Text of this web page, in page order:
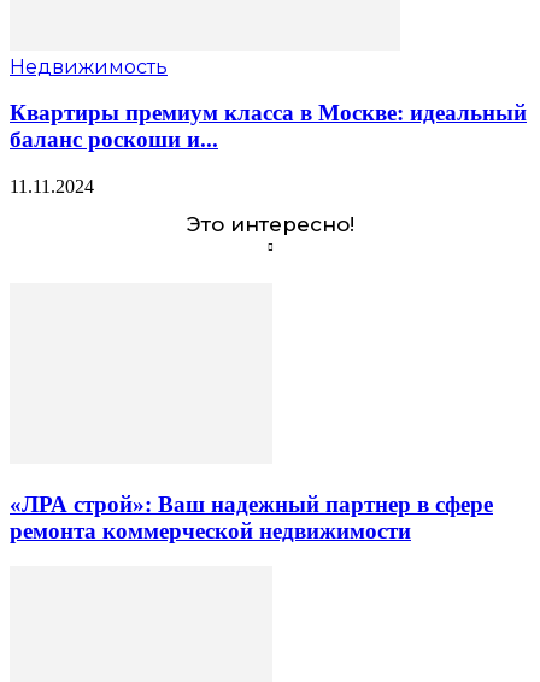
Недвижимость
Квартиры премиум класса в Москве: идеальный
баланс роскоши и...
11.11.2024
Это интересно!
«ЛРА строй»: Ваш надежный партнер в сфере
ремонта коммерческой недвижимости